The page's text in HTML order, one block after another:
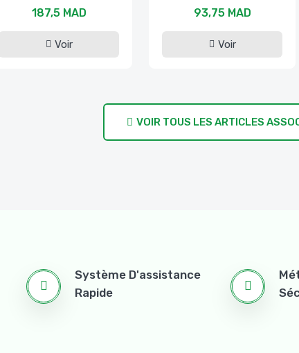
187,5 MAD
Voir
93,75 MAD
Voir
VOIR TOUS LES ARTICLES
Système D'assistance
Rapide